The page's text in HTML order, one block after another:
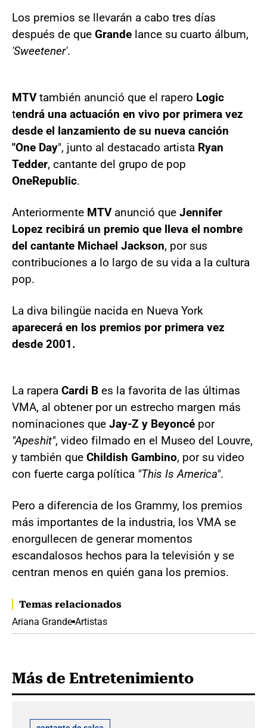
Los premios se llevarán a cabo tres días
después de que Grande lance su cuarto álbum,
'Sweetener'.
MTVtambién anunció que el rapero Logic
tendrá una actuación en vivo por primera vez
desde el lanzamiento de su nueva canción
"One Day", junto al destacado artista Ryan
Tedder, cantante del grupo de pop
OneRepublic.
Anteriormente MTV anunció que Jennifer
Lopez recibirá un premio que lleva el nombre
del cantante Michael Jackson, por sus
contribuciones a lo largo de su vida a la cultura
pop.
La diva bilingüe nacida en Nueva York
aparecerá en los premios por primera vez
desde 2001.
La rapera Cardi B es la favorita de las últimas
VMA, al obtener por un estrecho margen más
nominaciones que Jay-Z y Beyoncé por
"Apeshit", video filmado en el Museo del Louvre,
y también que Childish Gambino, por su video
con fuerte carga política "This Is America".
Pero a diferencia de los Grammy, los premios
más importantes de la industria, los VMA se
enorgullecen de generar momentos
escandalosos hechos para la televisión y se
centran menos en quién gana los premios.
Temas relacionados
Ariana Grande Artistas
Más de Entretenimiento